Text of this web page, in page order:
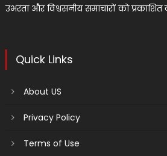
उभरता और विश्वसनीय समाचारों को
Quick Links
About US
Privacy Policy
Terms of Use